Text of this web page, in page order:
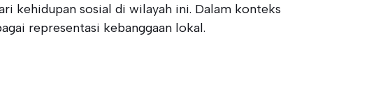
kehidupan sosial di wilayah ini. Dalam konteks
representasi kebanggaan lokal.